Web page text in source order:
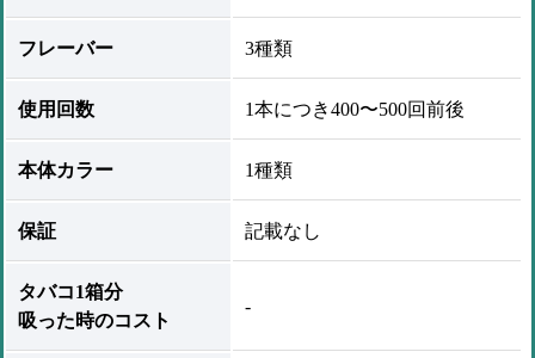
フレーバー 3種類
使用回数 1本につき400〜500回前後
本体カラー 1種類
保証 記載なし
タバコ1箱分
吸った時のコスト
-